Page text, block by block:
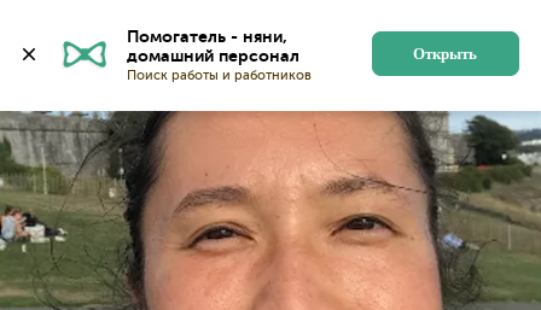
Помогатель - няни,
Поиск работы и работников
Открыть